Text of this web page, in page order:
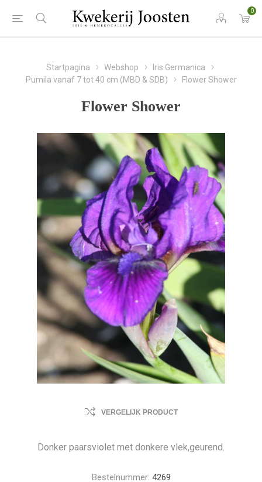
0
Startpagina Webshop
Iris Germanica
Pumila vanaf 7 tot 40 cm (MBD & SDB)
Flower Shower
Flower Shower
VERGELIJK PRODUCT
Donker paarsviolet met donkere vlek,geurend.
Bestelnummer: 4269